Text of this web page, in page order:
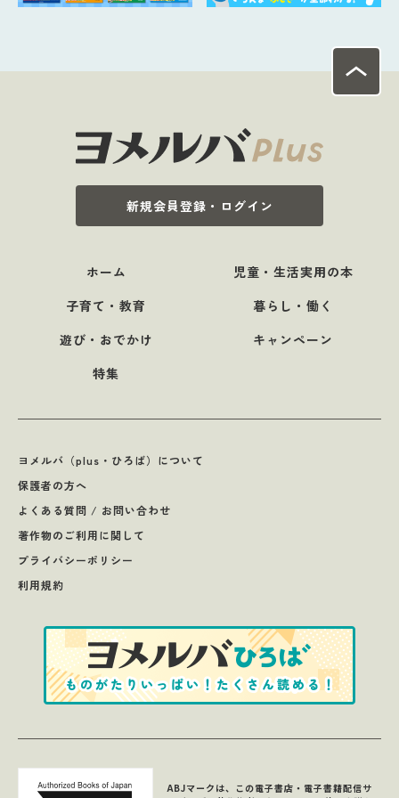
新規会員登録・ログイン
ホーム
児童・生活実用の本
子育て・教育
暮らし・働く
遊び・おでかけ
キャンペーン
特集
ヨメルバ（plus・ひろば）について
保護者の方へ
よくある質問 / お問い合わせ
著作物のご利用に関して
プライバシーポリシー
利用規約
ABJマークは、この電子書店・電子書籍配信サ